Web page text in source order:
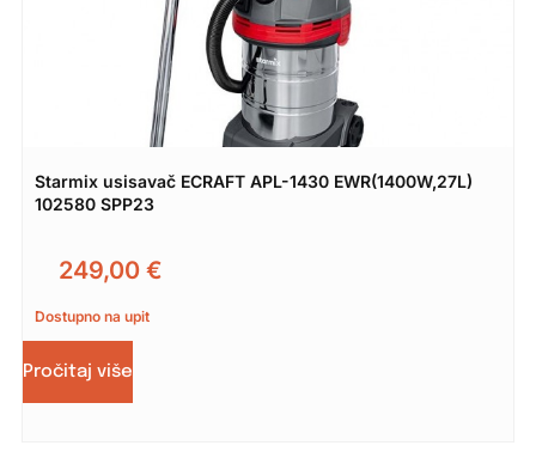
Starmix usisavač ECRAFT APL-1430 EWR(1400W,27L)
102580 SPP23
249,00 €
Dostupno na upit
Pročitaj više